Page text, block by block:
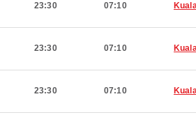
23:30 07:10
23:30 07:10
23:30 07:10